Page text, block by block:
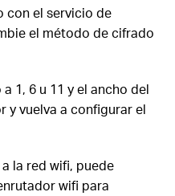
con el servicio de
el método de cifrado
1, 6 u 11 y el ancho del
y vuelva a configurar el
la red wifi, puede
wifi para